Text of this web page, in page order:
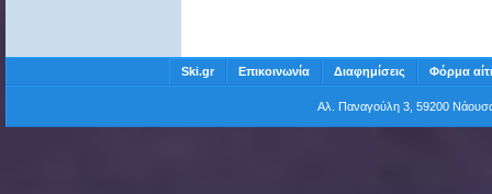
Ski.gr Επικοινωνία Διαφημίσεις Φόρμα
Αλ. Παναγούλη 3, 59200